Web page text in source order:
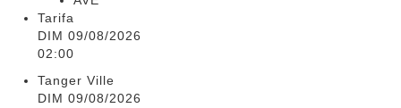
Tarifa
DIM 09/08/2026
02:00
Tanger Ville
DIM 09/08/2026